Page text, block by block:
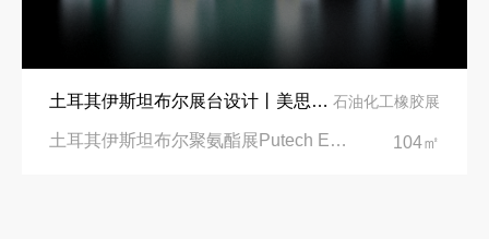
土耳其伊斯坦布尔展台设计丨美思德创新产品，打造聚氨酯行业标杆 石油化工橡胶展
土耳其伊斯坦布尔聚氨酯展Putech Eurasia|土耳其国际会展中心 104㎡